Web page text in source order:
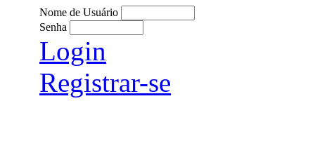
Nome de Usuário
Senha
Login
Registrar-se